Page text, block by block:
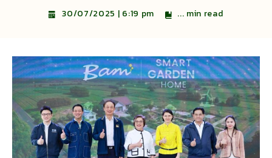
30/07/2025 | 6:19 pm ... min read